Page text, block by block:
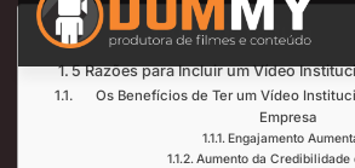
Índice de Leitura
5 Razões para Incluir um Vídeo
Os Benefícios de Ter um Vídeo
Empresa
Engajamento
Aumento da Credibilidade